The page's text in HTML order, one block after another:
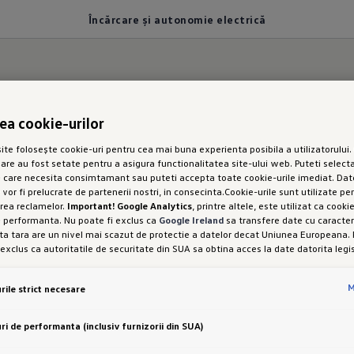
Încărcare și autonomie electrică
electrică
la drum.
în funcție de capacitatea bateriei,până la
sunteți echipat pentru aproape orice călătorie
rapidă CC (curent continuu), la o
de până la 200 kW
în cca 25 de minute de la 10
inteligent de management al bateriei și
consumului.
cookie-urilor
folosește cookie-uri pentru cea mai buna experienta posibila a utilizatorului.
au fost setate pentru a asigura functionalitatea site-ului web. Puteti
care necesita consimtamant sau puteti accepta toate cookie-urile imediat.
fi prelucrate de partenerii nostri, in consecinta.Cookie-urile sunt utilizate
reclamelor. Important! Google Analytics, printre altele, este utilizat ca
performanta. Nu poate fi exclus ca Google Ireland sa transfere date cu
tara are un nivel mai scazut de protectie a datelor decat Uniunea Europeana.
ca autoritatile de securitate din SUA sa obtina acces la date datorita
expres, cu acest transfer de date, in conformitate cu articolul 49 alineatul
este responsabila pentru acest site web și pentru cookie-uri. Puteti gasi mai
cookie-uri in politica de cookie-uri sau in setarile cookie-urilor. Veti gasi
strict necesare
de performanta (inclusiv furnizorii din SUA)